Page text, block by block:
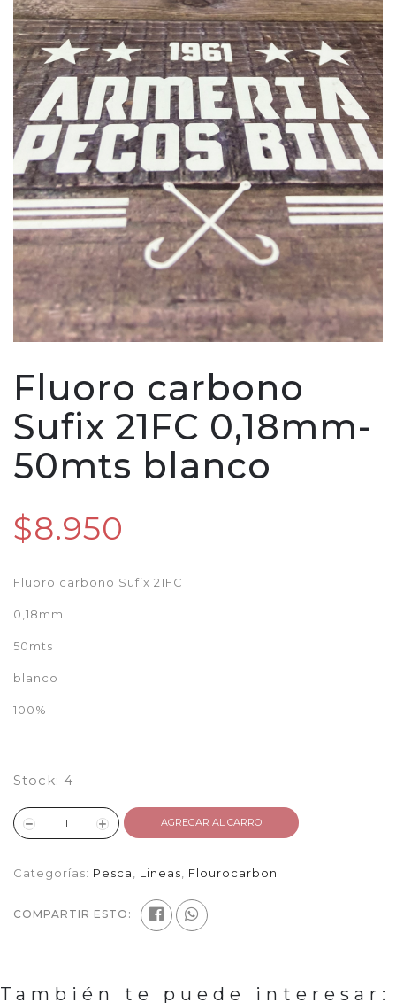
Fluoro carbono
Sufix 21FC 0,18mm-
50mts blanco
$8.950
Fluoro carbono Sufix 21FC
0,18mm
50mts
blanco
100%
Stock: 4
AGREGAR AL CARRO
Categorías: Pesca Lineas Flourocarbon
COMPARTIR ESTO:
También te puede interesar: